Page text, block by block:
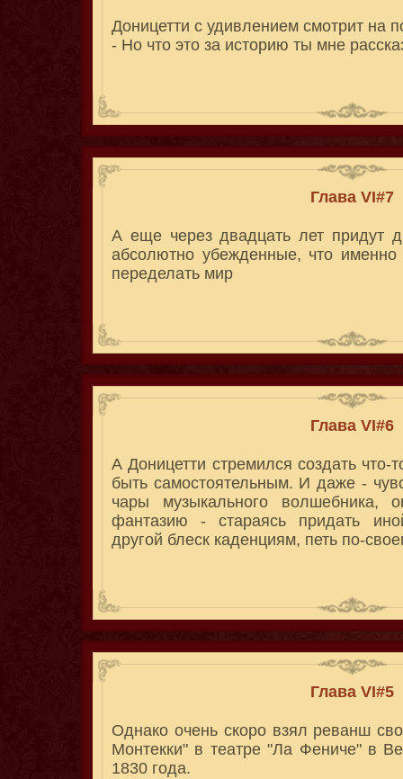
Доницетти с удивлением смотрит на
- Но что это за историю ты мне
Глава VI#7
А еще через двадцать лет придут
абсолютно убежденные, что
переделать мир
Глава VI#6
А Доницетти стремился создать что-
быть самостоятельным. И даже -
чары музыкального волшебника,
фантазию - стараясь придать
другой блеск каденциям, петь по-
Глава VI#5
Однако очень скоро взял реванш
Монтекки" в театре "Ла Фениче" в
1830 года.